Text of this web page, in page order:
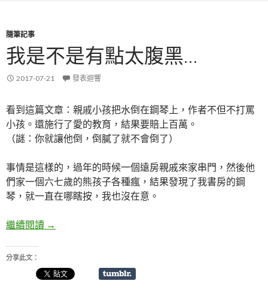
隨筆記事
我是不是有點太腹黑…
2017-07-21 發表迴響
看到這篇文章：親戚小孩把水倒在鋼琴上，作者不但不打罵
小孩。還施行了愛的教育，結果要賠上百萬。
（謎：你就讓他倒，倒膩了就不會倒了）
事情是這樣的，過年的時候一個遠房親戚來家串門，然後他
們家一個六七歲的熊孩子各種瘋，結果發現了我書房的鋼
琴，就一直在哪瞎按，我也沒在意。
繼續閱讀 我是不是有點太腹黑…
→
分享此文：